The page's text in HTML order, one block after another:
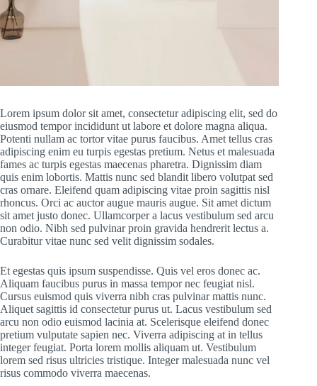
Lorem ipsum dolor sit amet, consectetur adipiscing elit, sed do
eiusmod tempor incididunt ut labore et dolore magna aliqua.
Potenti nullam ac tortor vitae purus faucibus. Amet tellus cras
adipiscing enim eu turpis egestas pretium. Netus et malesuada
fames ac turpis egestas maecenas pharetra. Dignissim diam
quis enim lobortis. Mattis nunc sed blandit libero volutpat sed
cras ornare. Eleifend quam adipiscing vitae proin sagittis nisl
rhoncus. Orci ac auctor augue mauris augue. Sit amet dictum
sit amet justo donec. Ullamcorper a lacus vestibulum sed arcu
non odio. Nibh sed pulvinar proin gravida hendrerit lectus a.
Curabitur vitae nunc sed velit dignissim sodales.
Et egestas quis ipsum suspendisse. Quis vel eros donec ac.
Aliquam faucibus purus in massa tempor nec feugiat nisl.
Cursus euismod quis viverra nibh cras pulvinar mattis nunc.
Aliquet sagittis id consectetur purus ut. Lacus vestibulum sed
arcu non odio euismod lacinia at. Scelerisque eleifend donec
pretium vulputate sapien nec. Viverra adipiscing at in tellus
integer feugiat. Porta lorem mollis aliquam ut. Vestibulum
lorem sed risus ultricies tristique. Integer malesuada nunc vel
risus commodo viverra maecenas.